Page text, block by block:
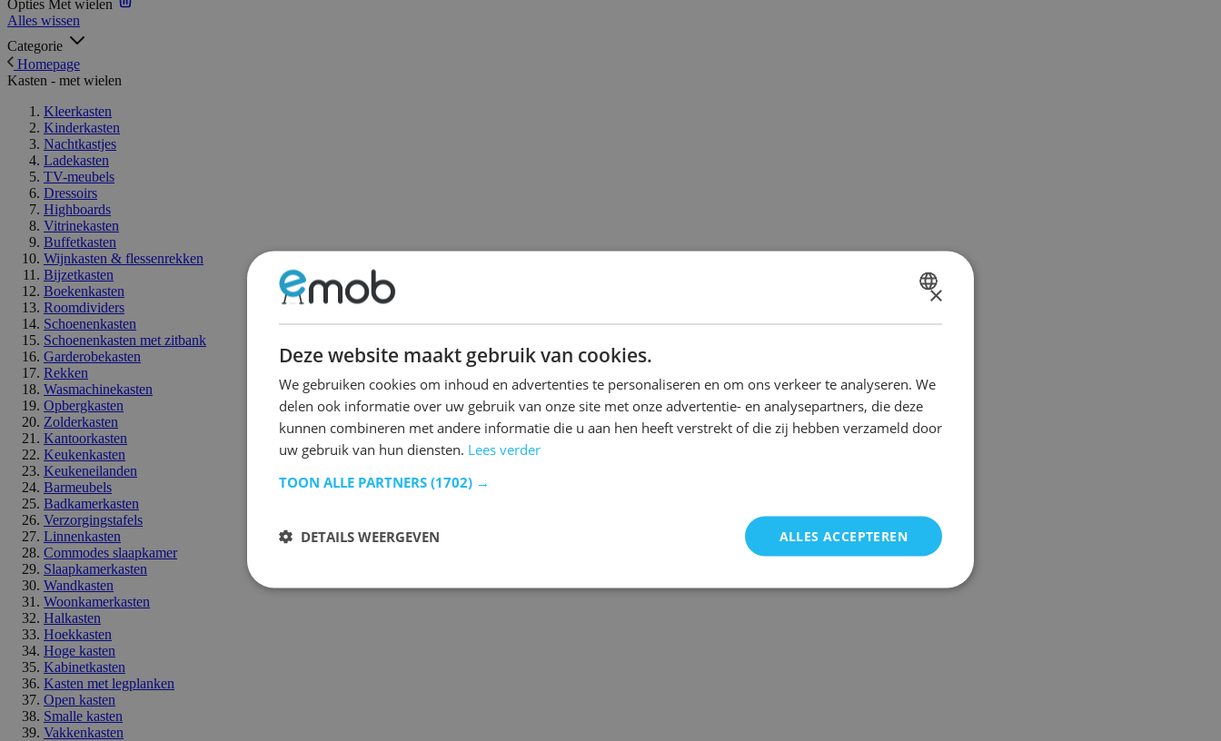
Opties Met wielen
Alles wissen
Categorie
Homepage
Kasten - met wielen
Kleerkasten
Kinderkasten
Nachtkastjes
Ladekasten
TV-meubels
Dressoirs
Highboards
Vitrinekasten
Buffetkasten
Wijnkasten & flessenrekken
Bijzetkasten
Boekenkasten
Roomdividers
Schoenenkasten
Schoenenkasten met zitbank
Garderobekasten
Rekken
Wasmachinekasten
Opbergkasten
Zolderkasten
Kantoorkasten
Keukenkasten
Keukeneilanden
Barmeubels
Badkamerkasten
Verzorgingstafels
Linnenkasten
Commodes slaapkamer
Slaapkamerkasten
Wandkasten
Woonkamerkasten
Halkasten
Hoekkasten
Hoge kasten
Kabinetkasten
Kasten met legplanken
Open kasten
Smalle kasten
Vakkenkasten
×
Deze website maakt gebruik van cookies.
We gebruiken cookies om inhoud en advertenties te personaliseren en om ons verkeer te analyseren. We
delen ook informatie over uw gebruik van onze site met onze advertentie- en analysepartners, die deze
kunnen combineren met andere informatie die u aan hen heeft verstrekt of die zij hebben verzameld door
uw gebruik van hun diensten. Lees verder
TOON ALLE PARTNERS (1702) →
ALLES ACCEPTEREN
DETAILS WEERGEVEN